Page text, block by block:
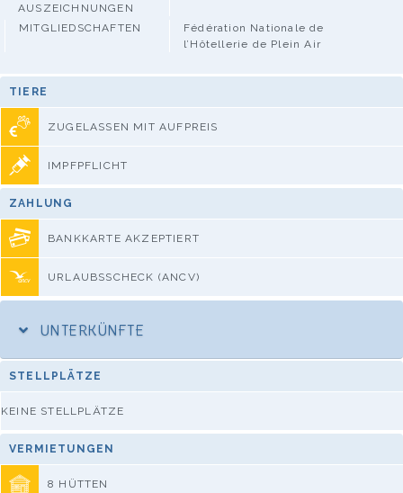
AUSZEICHNUNGEN
MITGLIEDSCHAFTEN
Fédération Nationale de
l’Hôtellerie de Plein Air
TIERE
ZUGELASSEN MIT AUFPREIS
IMPFPFLICHT
ZAHLUNG
BANKKARTE AKZEPTIERT
URLAUBSSCHECK (ANCV)
UNTERKÜNFTE
STELLPLÄTZE
KEINE STELLPLÄTZE
VERMIETUNGEN
8 HÜTTEN